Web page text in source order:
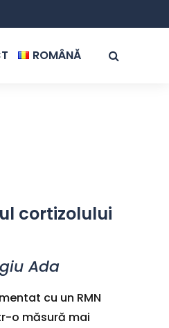
ROMÂNĂ
cortizolului
Ada
cu un RMN
o măsură mai